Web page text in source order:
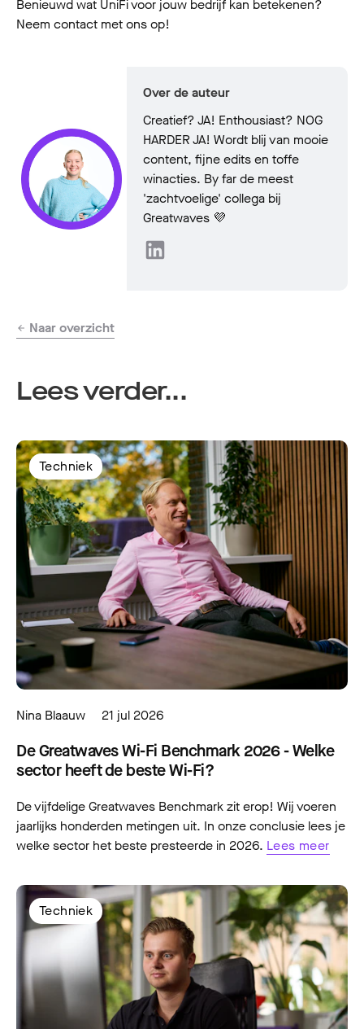
Benieuwd wat UniFi voor jouw bedrijf kan betekenen?
Neem contact met ons op!
Over de auteur
Creatief? JA! Enthousiast? NOG
HARDER JA! Wordt blij van mooie
content, fijne edits en toffe
winacties. By far de meest
'zachtvoelige' collega bij
Greatwaves 💜
Naar overzicht
Lees verder...
Techniek
Nina Blaauw 21 jul 2026
De Greatwaves Wi-Fi Benchmark 2026 - Welke
sector heeft de beste Wi-Fi?
De vijfdelige Greatwaves Benchmark zit erop! Wij voeren
jaarlijks honderden metingen uit. In onze conclusie lees je
welke sector het beste presteerde in 2026. Lees meer
Techniek